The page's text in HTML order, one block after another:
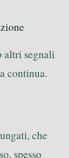
altri segnali
continua.
che
spesso